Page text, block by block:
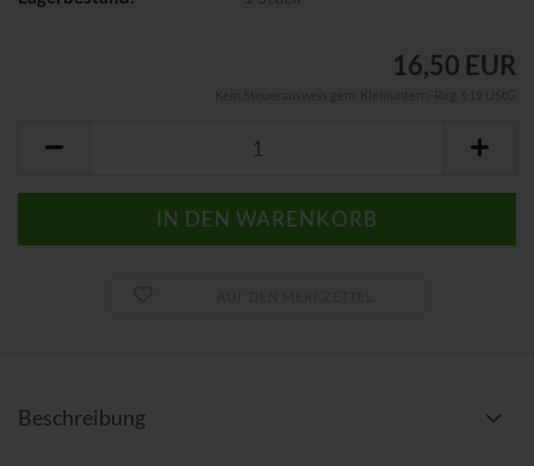
16,50 EUR
Beschreibung